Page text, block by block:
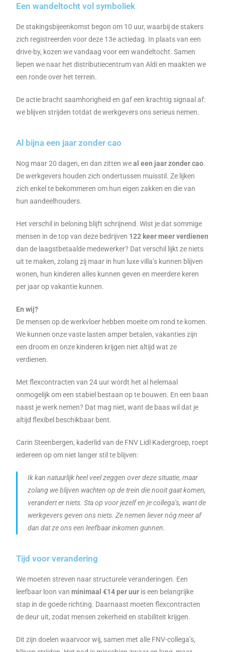
Een wandeltocht vol symboliek
De stakingsbijeenkomst begon om 10 uur, waarbij de stakers
zich registreerden voor deze 13e actiedag. In plaats van een
drive-by, kozen we vandaag voor een wandeltocht. Samen
liepen we naar het distributiecentrum van Aldi en maakten we
een ronde over het terrein.
De actie bracht saamhorigheid en gaf een krachtig signaal af:
we blijven strijden totdat de werkgevers ons serieus nemen.
Al bijna een jaar zonder cao
Nog maar 20 dagen, en dan zitten weal een jaar zonder cao.
De werkgevers houden zich ondertussen muisstil. Ze lijken
zich enkel te bekommeren om hun eigen zakken en die van
hun aandeelhouders.
Het verschil in beloning blijft schrijnend. Wist je dat sommige
mensen in de top van deze bedrijven 122 keer meer verdienen
dan de laagstbetaalde medewerker? Dat verschil lijkt ze niets
uit te maken, zolang zij maar in hun luxe villa’s kunnen blijven
wonen, hun kinderen alles kunnen geven en meerdere keren
per jaar op vakantie kunnen.
En wij?
De mensen op de werkvloer hebben moeite om rond te komen.
We kunnen onze vaste lasten amper betalen, vakanties zijn
een droom en onze kinderen krijgen niet altijd wat ze
verdienen.
Met flexcontracten van 24 uur wordt het al helemaal
onmogelijk om een stabiel bestaan op te bouwen. En een baan
naast je werk nemen? Dat mag niet, want de baas wil dat je
altijd flexibel beschikbaar bent.
Carin Steenbergen, kaderlid van de FNV Lidl Kadergroep, roept
iedereen op om niet langer stil te blijven:
Ik kan natuurlijk heel veel zeggen over deze situatie, maar
zolang we blijven wachten op de trein die nooit gaat komen,
verandert er niets. Sta op voor jezelf en je collega’s, want de
werkgevers geven ons niets. Ze nemen liever nóg meer af
dan dat ze ons een leefbaar inkomen gunnen.
Tijd voor verandering
We moeten streven naar structurele veranderingen. Een
leefbaar loon vanminimaal €14 per uur is een belangrijke
stap in de goede richting. Daarnaast moeten flexcontracten
de deur uit, zodat mensen zekerheid en stabiliteit krijgen.
Dit zijn doelen waarvoor wij, samen met alle FNV-collega’s,